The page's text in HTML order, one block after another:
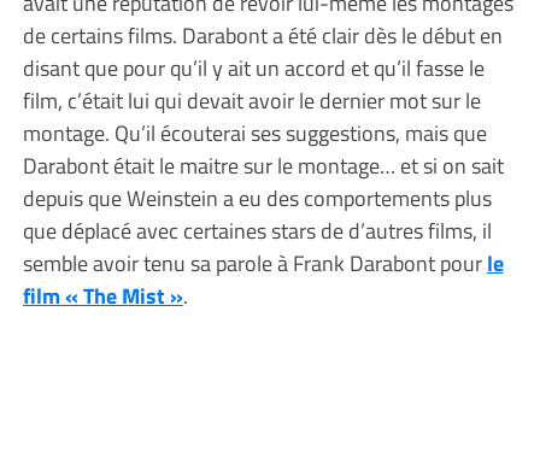
de certains films. Darabont a été clair dès le début en
disant que pour qu’il y ait un accord et qu’il fasse le
film, c’était lui qui devait avoir le dernier mot sur le
montage. Qu’il écouterai ses suggestions, mais que
Darabont était le maitre sur le montage… et si on sait
depuis que Weinstein a eu des comportements plus
que déplacé avec certaines stars de d’autres films, il
semble avoir tenu sa parole à Frank Darabont pourle
film « The Mist ».